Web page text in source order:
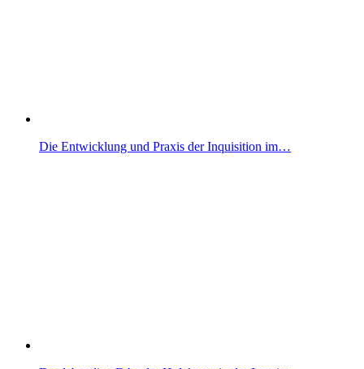
Die Entwicklung und Praxis der Inquisition im…